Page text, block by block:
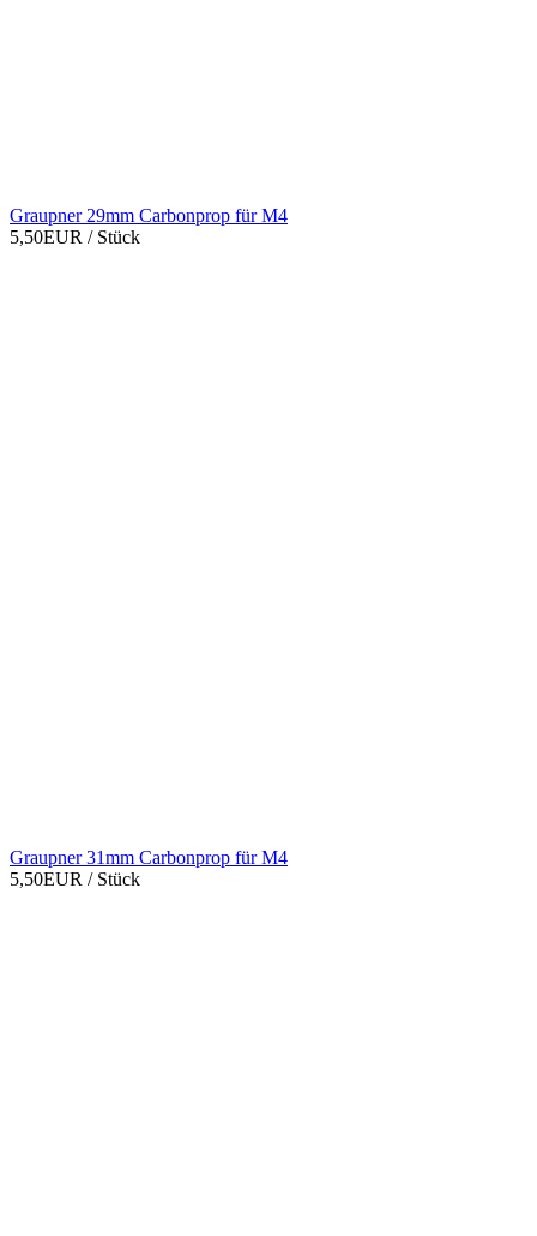
Graupner 29mm Carbonprop für M4
5,50EUR / Stück
Graupner 31mm Carbonprop für M4
5,50EUR / Stück